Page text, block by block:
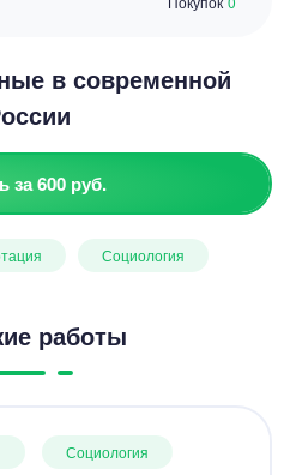
в современной
за 600 руб.
Социология
работы
Социология